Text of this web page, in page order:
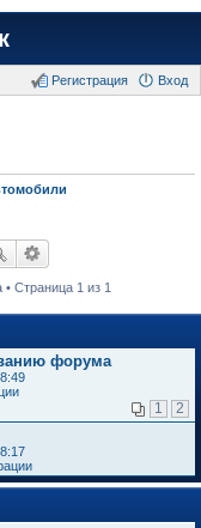
Вход
Регистрация
• Страница 1 из 1
форума
1 2